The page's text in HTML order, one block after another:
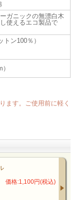
ガニックの無漂白木
使えるエコ製品で
ン100％）
ます。ご使用前に軽く
価格:1,100円(税込)